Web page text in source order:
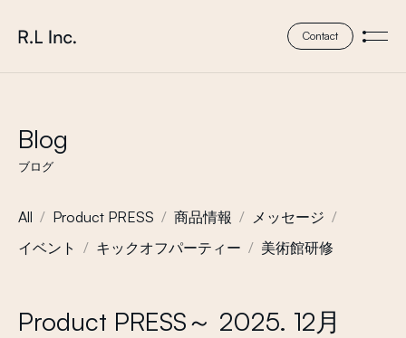
株式会社 エール・エル
Contact
ブログ
Blog
Product PRESS～ 2025. 12月
All Product PRESS 商品情報
メッセージ
イベント
キックオフパーティー 美術館研修